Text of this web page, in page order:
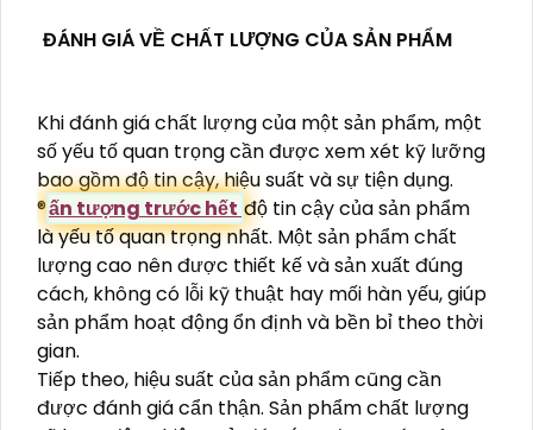
ĐÁNH GIÁ VỀ CHẤT LƯỢNG CỦA SẢN PHẨM
Khi đánh giá chất lượng của một sản phẩm, một
số yếu tố quan trọng cần được xem xét kỹ lưỡng
bao gồm độ tin cậy, hiệu suất và sự tiện dụng.
®️ấn tượng trước hết độ tin cậy của sản phẩm
là yếu tố quan trọng nhất. Một sản phẩm chất
lượng cao nên được thiết kế và sản xuất đúng
cách, không có lỗi kỹ thuật hay mối hàn yếu, giúp
sản phẩm hoạt động ổn định và bền bỉ theo thời
gian.
Tiếp theo, hiệu suất của sản phẩm cũng cần
được đánh giá cẩn thận. Sản phẩm chất lượng